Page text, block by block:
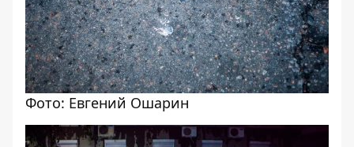
Фото: Евгений Ошарин